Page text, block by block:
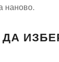
наново.
ДА